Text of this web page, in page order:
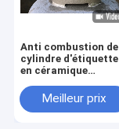
Anti combustion de
cylindre d'étiquette
en céramique
barres avec la
couverture en
Meilleur prix